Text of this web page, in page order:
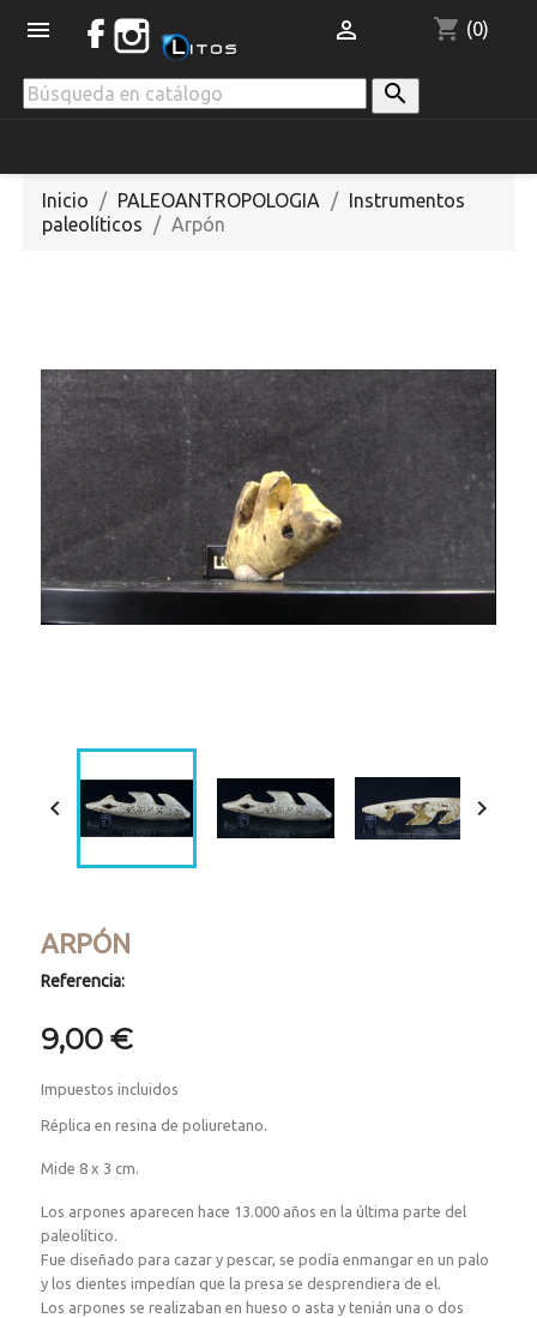
 shopping_cart (0)


Inicio PALEOANTROPOLOGIA
Instrumentos
paleolíticos
Arpón
 
ARPÓN
Referencia:
9,00 €
Impuestos incluidos
Réplica en resina de poliuretano.
Mide 8 x 3 cm.
Los arpones aparecen hace 13.000 años en la última parte del
paleolítico.
Fue diseñado para cazar y pescar, se podía enmangar en un palo
y los dientes impedían que la presa se desprendiera de el.
Los arpones se realizaban en hueso o asta y tenián una o dos